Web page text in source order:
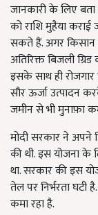
जानकारी के लिए
को राशि मुहैया कराई
सकते हैं. अगर किसान
अतिरिक्त बिजली
इसके साथ ही
सौर ऊर्जा उत्पादन
जमीन से भी मुनाफ़ा
मोदी सरकार ने
की थी. इस योजना
था. सरकार की इस
तेल पर निर्भरता
कमा रहा है.